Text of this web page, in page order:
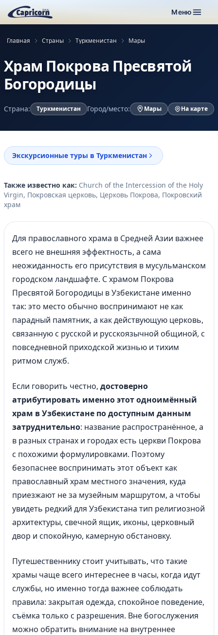
Меню
Главная Страны Туркменистан Мары
Храм Покрова Пресвятой
Богородицы
Страна: Туркменистан Город/место: Мары На карте
Экскурсионные туры в Туркменистан
Также известно как: Church of the Intercession of the Holy
Virgin, Покровская церковь, Церковь Покрова, Покровский
храм
Для православного храма в Средней Азии важнее
всего не внешняя эффектность, а сама
неожиданность его присутствия в мусульманском
городском ландшафте. С храмом Покрова
Пресвятой Богородицы в Узбекистане именно
так: это место обычно воспринимают не как
парадный памятник, а как действующую церковь,
связанную с русской и русскоязычной общиной, с
повседневной приходской жизнью и тихим
ритмом служб.
Если говорить честно, достоверно
атрибутировать именно этот одноимённый
храм в Узбекистане по доступным данным
затруднительно: название распространённое, а
в разных странах и городах есть церкви Покрова
с похожими формулировками. Поэтому
безопаснее воспринимать этот объект как
православный храм местного значения, куда
приезжают не за музейным маршрутом, а чтобы
увидеть редкий для Узбекистана тип религиозной
архитектуры, свечной ящик, иконы, церковный
двор и спокойную, камерную обстановку.
Путешественнику стоит учитывать, что такие
храмы чаще всего интереснее в часы, когда идут
службы, но именно тогда важнее соблюдать
правила: закрытая одежда, спокойное поведение,
съёмка только с разрешения. Вне богослужения
можно обратить внимание на внутреннее